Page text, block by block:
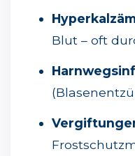
Blut – oft